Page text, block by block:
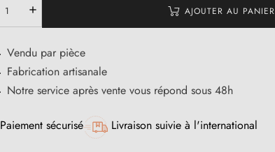
AJOUTER AU PANIER
Vendu par pièce
Fabrication artisanale
Notre service après vente vous répond sous 48h
Paiement sécurisé Livraison suivie à l'international